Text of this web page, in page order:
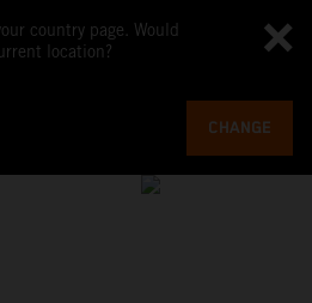
country page. Would
location?
CHANGE